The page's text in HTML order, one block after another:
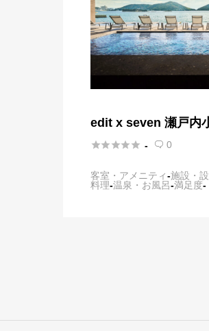
edit x seven 瀬戸内
 -  0
客室・アメニティ-施設・
料理-温泉・お風呂-満足度-